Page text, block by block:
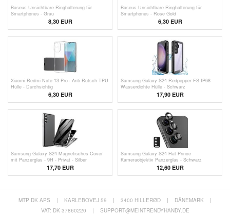
Baseus Unsichtbare Ringhalterung für
Smartphones - Grau
8,30EUR
Baseus Unsichtbare Ringhalterung für
Smartphones - Rose Gold
6,30 EUR
Xiaomi Redmi Note 13 Pro+ Anti-Rutsch TPU
Hülle - Durchsichtig
6,30 EUR
Samsung Galaxy S24 Redpepper FS IP68
Wasserdichte Hülle - Schwarz
17,90EUR
Samsung Galaxy S24 Magnetisches Cover
mit Panzerglas - 9H - Privat - Silber
17,70 EUR
Samsung Galaxy S24 Hat Prince
Kameraobjektiv Panzerglas - Schwarz
12,60 EUR
MTP DK APS | KARLEBOVEJ 59 | 3400 HILLERØD | DÄNEMARK
|
VAT: DK 37860220
| SUPPORT@MEINTRENDYHANDY.DE